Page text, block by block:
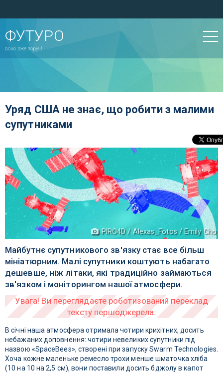
ФУТУРО
воно вже поруч!
Уряд США не знає, що робити з малими
супутниками
PIRO4D / Alexas_Fotos / Emily Cho
Майбутнє супутникового зв'язку стає все більш
мініатюрним. Малі супутники коштують набагато
дешевше, ніж літаки, які традиційно займаються
зв'язком і моніторингом нашої атмосфери.
В січні наша атмосфера отримала чотири крихітних, досить
небажаних доповнення: чотири невеликих супутники під
назвою «SpaceBees», створені при запуску Swarm Technologies.
Хоча кожне маленьке ремесло трохи менше шматочка хліба
(10 на 10 на 2,5 см), вони поставили досить бджолу в капот